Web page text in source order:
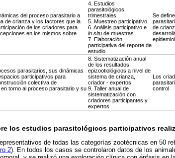
del proceso parasitario a
de crianza y los factores que la
de los criadores para
en los mismos sobre
4. Estudios
parasitológicos
trimestrales.
5. Muestreo participativo.
6. Análisis participativo e
in situ de muestras.
7. Elaboración
participativa del reporte de
estudio.
Se
de
parasitarios, sus dinámicas
participativos para
colectiva de
torno al proceso parasitario y su
8. Sistematización anual
de los resultados
epizootiológicos a nivel de
sistema de crianza,
criador - expertos.
9. Taller anual de
sistematización con
criadores participantes y
expertos
Los
control
los estudios parasitológicos participativos
de todas las categorías zootécnicas en 50
2). En todos los casos se controlaron datos de los